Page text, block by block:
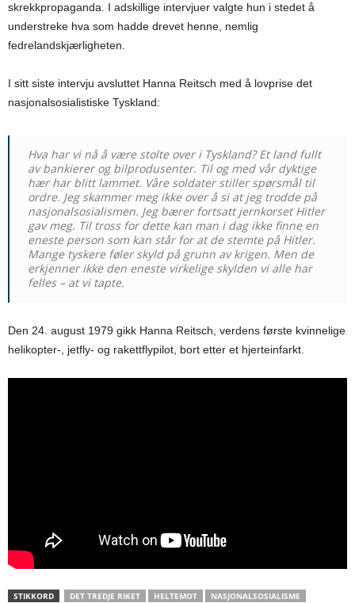
skrekkpropaganda. I adskillige intervjuer valgte hun i stedet å
understreke hva som hadde drevet henne, nemlig
fedrelandskjærligheten.
I sitt siste intervju avsluttet Hanna Reitsch med å lovprise det
nasjonalsosialistiske Tyskland:
Hva har vi nå å være stolte over i Tyskland? Et land fullt
av bankierer og bilprodusenter. Til og med vår dyktige
hær har blitt lammet. Våre soldater stiller spørsmål til
ordre. Jeg skammer meg ikke over å si at jeg trodde på
nasjonalsosialismen. Jeg bærer fortsatt jernkorset Hitler
gav meg. Til tross for dette kan man i dag ikke finne en
eneste person som kan står for at de stemte på Hitler.
Mange tyskere føler skyld på grunn av krigen. Men de
erkjenner ikke den eneste virkelige skylden vi alle har
felles – at vi tapte.
Den 24. august 1979 gikk Hanna Reitsch, verdens første kvinnelige
helikopter-, jetfly- og rakettflypilot, bort etter et hjerteinfarkt.
STIKKORD DET TREDJE RIKET HELTEMOT NASJONALSOSIALISME